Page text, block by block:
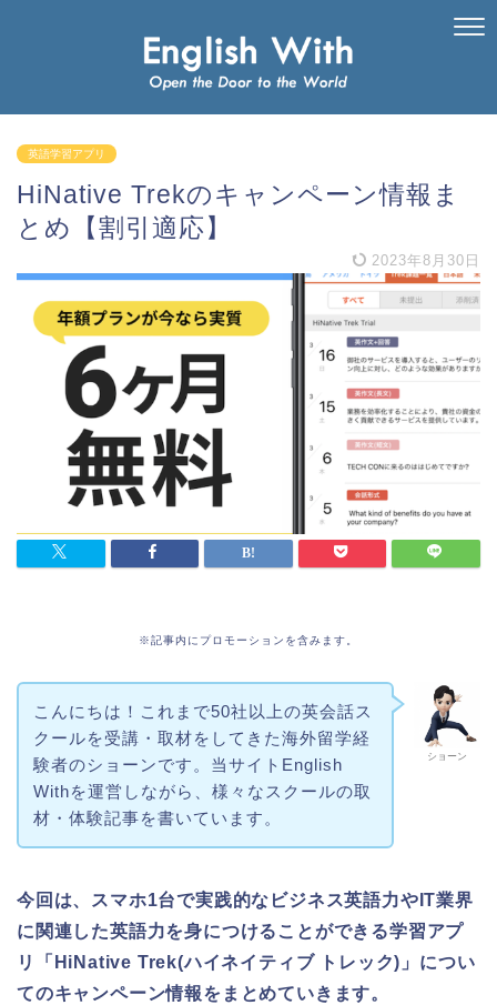
英語学習アプリ
HiNative Trekのキャンペーン情報ま
とめ【割引適応】
2023年8月30日
※記事内にプロモーションを含みます。
ショーン
こんにちは！これまで50社以上の英会話ス
クールを受講・取材をしてきた海外留学経
験者のショーンです。当サイトEnglish
Withを運営しながら、様々なスクールの取
材・体験記事を書いています。
今回は、スマホ1台で実践的なビジネス英語力やIT業界
に関連した英語力を身につけることができる学習アプ
リ「HiNative Trek(ハイネイティブ トレック)」につい
てのキャンペーン情報をまとめていきます。